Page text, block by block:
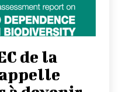
de la